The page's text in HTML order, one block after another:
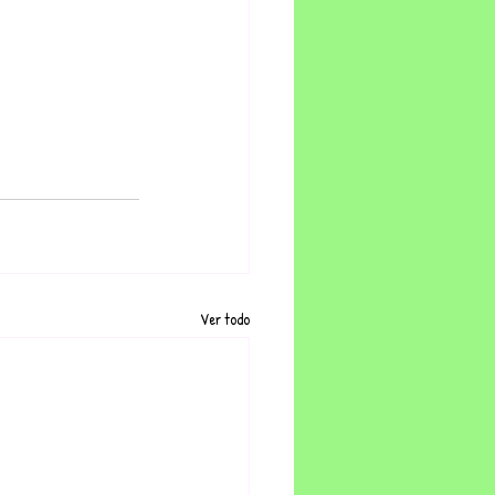
Ver todo